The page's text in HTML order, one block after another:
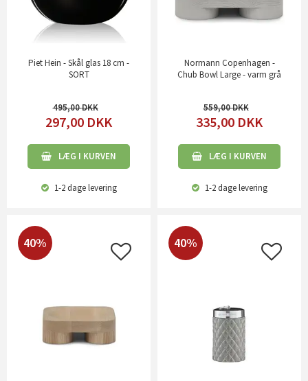
Piet Hein - Skål glas 18 cm -
SORT
495,00
297,00 DKK
LÆG I KURVEN
1-2 dagelevering
Normann Copenhagen -
Chub Bowl Large - varm grå
559,00
335,00 DKK
LÆG I KURVEN
1-2 dagelevering
40% 40%